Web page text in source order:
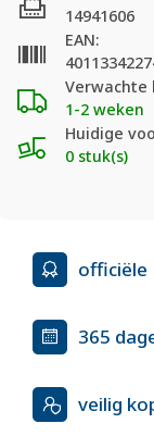
Verwachte
1-2 weken
Huidige
0 stuk(s)
14941606
EAN:
officiële
365
veilig